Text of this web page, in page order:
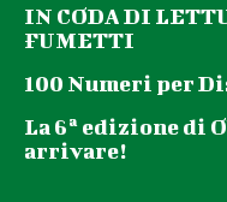
IN CODA DI
FUMETTI
100 Numeri per
La 6ª edizione di
arrivare!